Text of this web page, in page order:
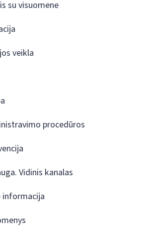
su visuomene
veikla
procedūros
Vidinis kanalas
informacija